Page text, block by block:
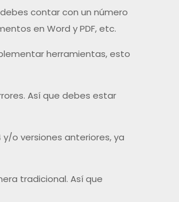
contar con un número
en Word y PDF, etc.
herramientas, esto
Así que debes estar
o versiones anteriores, ya
tradicional. Así que